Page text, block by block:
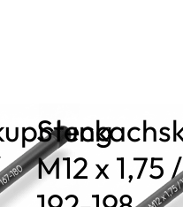
M12 x 1,75 /